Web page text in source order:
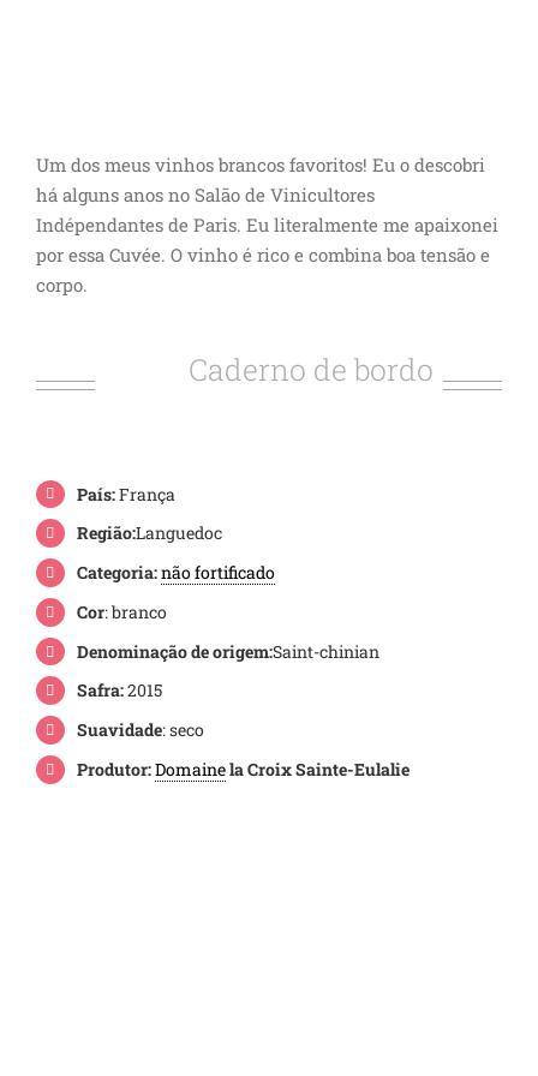
Um dos meus vinhos brancos favoritos! Eu o descobri
há alguns anos no Salão de Vinicultores
Indépendantes de Paris. Eu literalmente me apaixonei
por essa Cuvée. O vinho é rico e combina boa tensão e
corpo.
Caderno de bordo
País:França
Região:Languedoc
Categoria:não fortificado
Cor: branco
Denominação de origem:Saint-chinian
Safra:2015
Suavidade: seco
Produtor:Domainela Croix Sainte-Eulalie